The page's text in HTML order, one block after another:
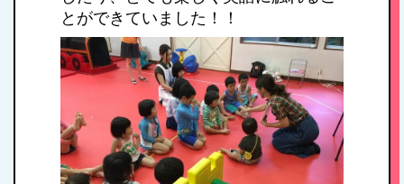
HOME
とができていました！！